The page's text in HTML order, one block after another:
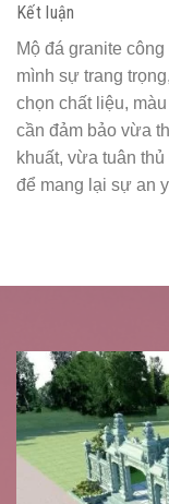
Kết luận
Mộ đá granite
mình sự trang
chọn chất liệu,
cần đảm bảo vừa
khuất, vừa tuân
để mang lại sự an